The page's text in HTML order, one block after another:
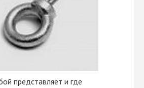
представляет и где